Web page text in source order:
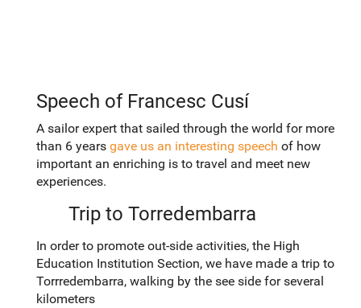
Speech of Francesc Cusí
A sailor expert that sailed through the world for more
than 6 years gave us an interesting speech of how
important an enriching is to travel and meet new
experiences.
Trip to Torredembarra
In order to promote out-side activities, the High
Education Institution Section, we have made a trip to
Torrredembarra, walking by the see side for several
kilometers